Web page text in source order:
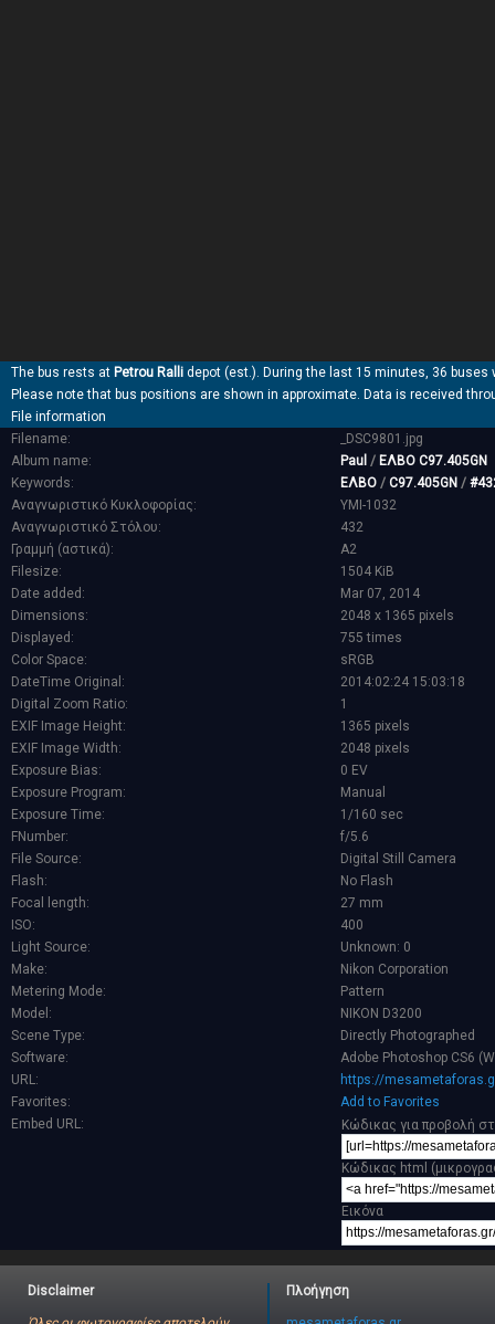
The bus rests at Petrou Ralli depot (est.). During the last 15 minutes, 36
Please note that bus positions are shown in approximate. Data is received
File information
Filename:
_DSC9801.jpg
Album name:
Paul / ΕΛΒΟ C97.405GN
Keywords:
ΕΛΒΟ / C97.405GN /
Αναγνωριστικό Κυκλοφορίας:
YMI-1032
Αναγνωριστικό Στόλου:
432
Γραμμή (αστικά):
A2
Filesize:
1504 KiB
Date added:
Mar 07, 2014
Dimensions:
2048 x 1365 pixels
Displayed:
755 times
Color Space:
sRGB
DateTime Original:
2014:02:24 15:03:18
Digital Zoom Ratio:
1
EXIF Image Height:
1365 pixels
EXIF Image Width:
2048 pixels
Exposure Bias:
0 EV
Exposure Program:
Manual
Exposure Time:
1/160 sec
FNumber:
f/5.6
File Source:
Digital Still Camera
Flash:
No Flash
Focal length:
27 mm
ISO:
400
Light Source:
Unknown: 0
Make:
Nikon Corporation
Metering Mode:
Pattern
Model:
NIKON D3200
Scene Type:
Directly Photographed
Software:
Adobe Photoshop CS6
URL:
https://
Favorites:
Add to Favorites
Embed URL:
Κώδικας για προβολή
Κώδικας html
Εικόνα
Disclaimer Πλοήγηση